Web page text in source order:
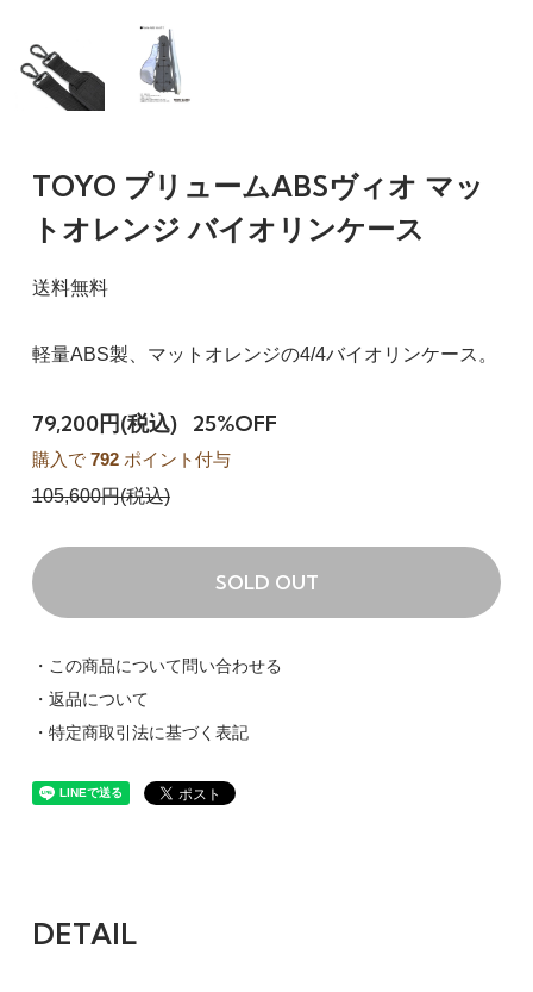
TOYO プリュームABSヴィオ マッ
トオレンジ バイオリンケース
送料無料
軽量ABS製、マットオレンジの4/4バイオリンケース。
79,200円(税込) 25%OFF
購入で 792ポイント付与
105,600円(税込)
SOLD OUT
・この商品について問い合わせる
・返品について
・特定商取引法に基づく表記
DETAIL